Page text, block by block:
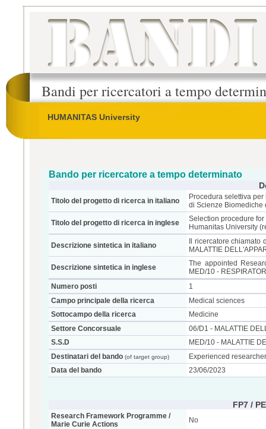
Bandi per ricercatori a tempo
HUMANITAS University
Bando per ricercatore a tempo determinato
Titolo del progetto di ricerca in italiano
Procedura selettiva
di Scienze Biomediche
Titolo del progetto di ricerca in inglese
Selection procedure
Humanitas University
Descrizione sintetica in italiano
Il ricercatore
MALATTIE
Descrizione sintetica in inglese
The appointed
MED/10 -
Numero posti
1
Campo principale della ricerca
Medical sciences
Sottocampo della ricerca
Medicine
Settore Concorsuale
06/D1 - MALATTIE
S.S.D
MED/10 - MALATTIE
Destinatari del bando (of target group)
Experienced
Data del bando
23/06/2023
FP7 /
Research Framework Programme /
Marie Curie Actions
No